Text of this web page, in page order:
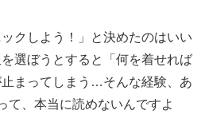
クしよう！」と決めたのはいい
選ぼうとすると「何を着せれば
まってしまう…そんな経験、あ
て、本当に読めないんですよ